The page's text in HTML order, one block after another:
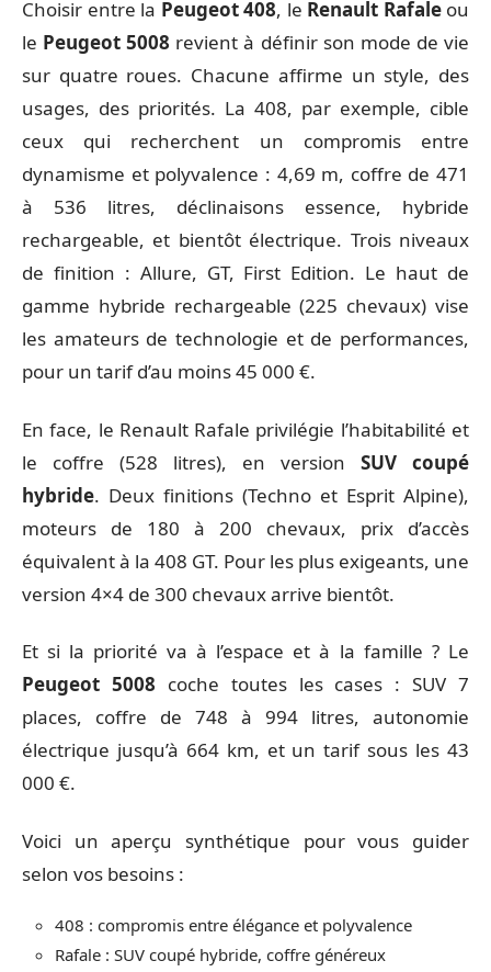
Choisir entre la Peugeot 408, le Renault Rafaleou
le Peugeot 5008 revient à définir son mode de vie
sur quatre roues. Chacune affirme un style, des
usages, des priorités. La 408, par exemple, cible
ceux qui recherchent un compromis entre
dynamisme et polyvalence : 4,69 m, coffre de 471
à 536 litres, déclinaisons essence, hybride
rechargeable, et bientôt électrique. Trois niveaux
de finition : Allure, GT, First Edition. Le haut de
gamme hybride rechargeable (225 chevaux) vise
les amateurs de technologie et de performances,
pour un tarif d’au moins 45 000 €.
En face, le Renault Rafale privilégie l’habitabilité et
le coffre (528 litres), en version SUV coupé
hybride. Deux finitions (Techno et Esprit Alpine),
moteurs de 180 à 200 chevaux, prix d’accès
équivalent à la 408 GT. Pour les plus exigeants, une
version 4×4 de 300 chevaux arrive bientôt.
Et si la priorité va à l’espace et à la famille ? Le
Peugeot 5008 coche toutes les cases : SUV 7
places, coffre de 748 à 994 litres, autonomie
électrique jusqu’à 664 km, et un tarif sous les 43
000 €.
Voici un aperçu synthétique pour vous guider
selon vos besoins :
408 : compromis entre élégance et polyvalence
Rafale : SUV coupé hybride, coffre généreux